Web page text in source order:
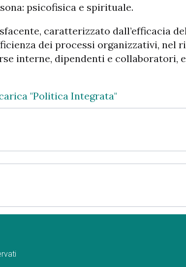
psicofisica e spirituale.
caratterizzato dall’efficacia
dei processi organizzativi, nel
interne, dipendenti e collaboratori,
"Politica Integrata"